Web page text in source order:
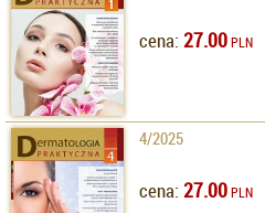
cena: 27.00PLN
4/2025
cena: 27.00PLN